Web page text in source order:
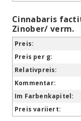
Cinnabaris
Zinober/ verm.